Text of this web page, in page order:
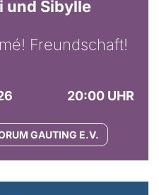
und Sibylle
Freundschaft!
20:00 UHR
GAUTING E.V.